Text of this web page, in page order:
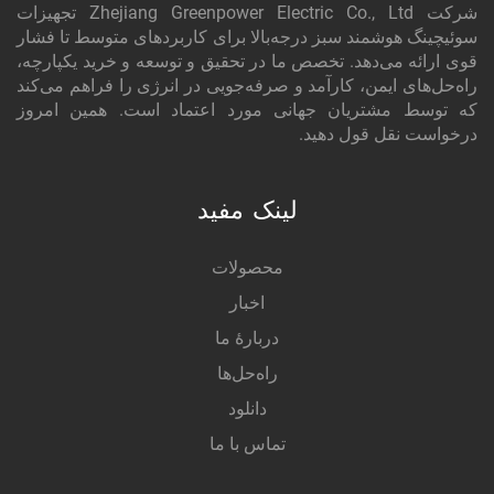
شرکت Zhejiang Greenpower Electric Co., Ltd تجهیزات
سوئیچینگ هوشمند سبز درجه‌بالا برای کاربردهای متوسط تا فشار
قوی ارائه می‌دهد. تخصص ما در تحقیق و توسعه و خرید یکپارچه،
راه‌حل‌های ایمن، کارآمد و صرفه‌جویی در انرژی را فراهم می‌کند
که توسط مشتریان جهانی مورد اعتماد است. همین امروز
درخواست نقل قول دهید.
لینک مفید
محصولات
اخبار
دربارهٔ ما
راه‌حل‌ها
دانلود
تماس با ما